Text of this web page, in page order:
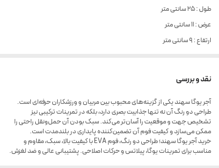
طول : 25 سانتی متر
عرض : 11 سانتی متر
ارتفاع : 9 سانتی متر
استاندارد آن (۲۵×۱۱×۹ سانتی‌متر) پشتیبانی مناسبی برای حرکات کششی، تعادلی
و اصلاحی فراهم می‌آورد. مناسب برای استفاده خانگی، باشگاهی و حرفه‌ای.
نقد و بررسی
آجر یوگا سهند یکی از گزینه‌های محبوب بین مربیان و ورزشکاران حرفه‌ای است.
طراحی دو رنگ آن نه تنها جذابیت بصری دارد، بلکه در تمرینات ترکیبی نیز
تشخیص جهت و موقعیت را آسان‌تر می‌کند. سبک بودن آن حمل‌ونقل راحتی را
ممکن می‌سازد و کیفیت فوم آن تضمین‌کننده پایداری در بلندمدت است.
خرید آجر یوگا سهند؛ طراحی دو رنگ، فوم EVA با کیفیت بالا، سبک، مقاوم و
مناسب برای تمرینات یوگا، پیلاتس و حرکات اصلاحی. پشتیبانی عالی و ضد لغزش.